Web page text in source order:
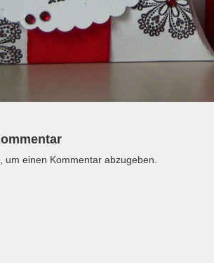
um einen Kommentar abzugeben.